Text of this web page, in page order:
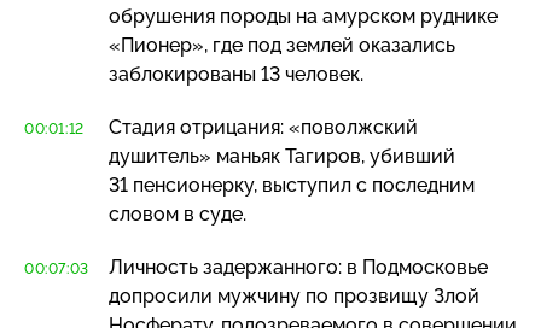
обрушения породы на амурском руднике
«Пионер», где под землей оказались
заблокированы 13 человек.
00:01:12
Стадия отрицания: «поволжский
душитель» маньяк Тагиров, убивший
31 пенсионерку, выступил с последним
словом в суде.
00:07:03
Личность задержанного: в Подмосковье
допросили мужчину по прозвищу Злой